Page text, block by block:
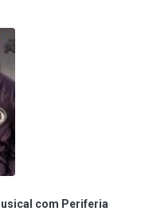
com Periferia